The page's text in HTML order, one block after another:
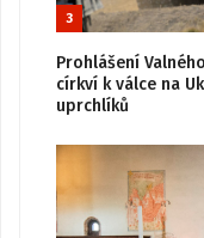
3
Prohlášení
církví k válce na
uprchlíků